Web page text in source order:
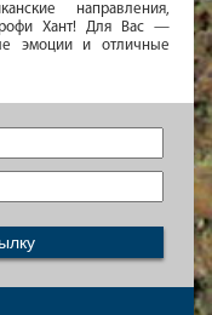
направления,
Хант! Для Вас —
эмоции и отличные